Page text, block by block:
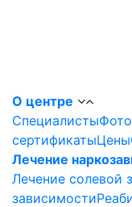
О центре
Специалисты
сертификатыЦены
Лечение
Лечение солевой
зависимости